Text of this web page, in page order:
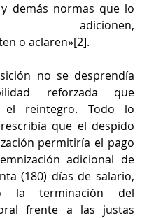
demás normas que lo
adicionen,
o aclaren»[2].
no se desprendía
reforzada que
el reintegro. Todo lo
que el despido
permitiría el pago
adicional de
(180) días de salario,
la terminación del
frente a las justas